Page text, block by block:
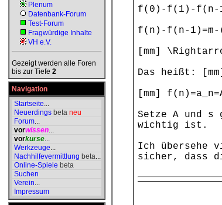
Plenum
Datenbank-Forum
Test-Forum
Fragwürdige Inhalte
VH e.V.
Gezeigt werden alle Foren
bis zur Tiefe 2
Navigation
Startseite...
Neuerdings beta neu
Forum...
vorwissen...
vorkurse...
Werkzeuge...
Nachhilfevermittlung beta...
Online-Spiele beta
Suchen
Verein...
Impressum
f(0)-f(1)-f(n-
f(n)-f(n-
[mm]
Das heißt:
[mm]
Setze A und s
wichtig ist.
Ich übersehe
sicher, dass